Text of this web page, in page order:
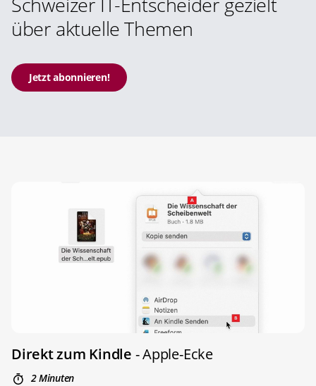
über aktuelle Themen
Jetzt abonnieren!
Direkt zum Kindle - Apple-Ecke
2 Minuten